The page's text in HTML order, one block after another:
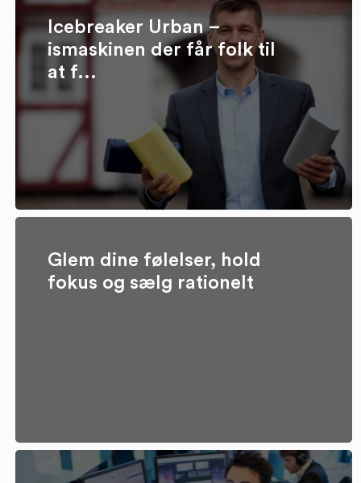
Icebreaker Urban –
ismaskinen der får folk til
at f...
Glem dine følelser, hold
fokus og sælg rationelt